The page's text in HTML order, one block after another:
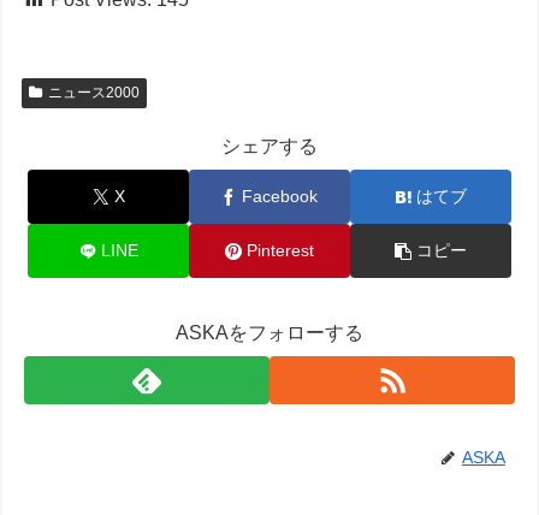
ニュース2000
シェアする
X Facebook はてブ
LINE Pinterest コピー
ASKAをフォローする
ASKA